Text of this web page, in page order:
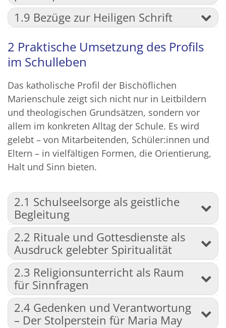
1.9 Bezüge zur Heiligen Schrift
2 Praktische Umsetzung des Profils
im Schulleben
Das katholische Profil der Bischöflichen
Marienschule zeigt sich nicht nur in Leitbildern
und theologischen Grundsätzen, sondern vor
allem im konkreten Alltag der Schule. Es wird
gelebt – von Mitarbeitenden, Schüler:innen und
Eltern – in vielfältigen Formen, die Orientierung,
Halt und Sinn bieten.
2.1 Schulseelsorge als geistliche
Begleitung
2.2 Rituale und Gottesdienste als
Ausdruck gelebter Spiritualität
2.3 Religionsunterricht als Raum
für Sinnfragen
2.4 Gedenken und Verantwortung
– Der Stolperstein für Maria May